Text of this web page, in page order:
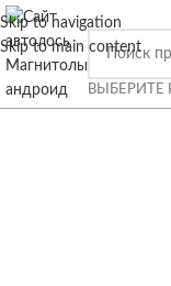
Skip to navigation
Skip to main content
ВЫБЕРИТЕ
ВНИМАНИЕ СЮДА!!!!
Премиум лицензия в
странице или